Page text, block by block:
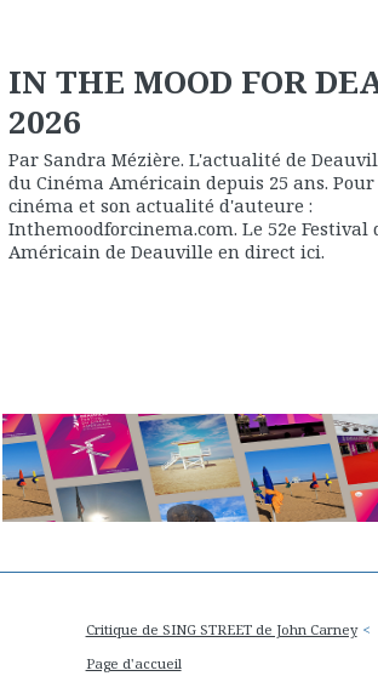
IN THE MOOD FOR
2026
Par Sandra Mézière. L'actualité de
du Cinéma Américain depuis 25 ans.
cinéma et son actualité d'auteure :
Inthemoodforcinema.com. Le 52e Festival
Américain de Deauville en direct ici.
Critique de SING STREET de John Carney
Page d'accueil